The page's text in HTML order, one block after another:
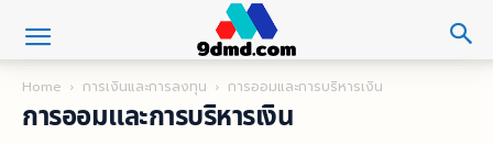
Home การเงินและการลงทุน การออมและการบริหารเงิน
การออมและการบริหารเงิน